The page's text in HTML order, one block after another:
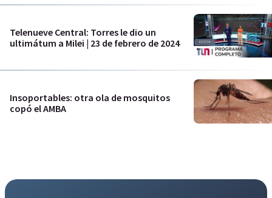
Telenueve Central: Torres le dio un
ultimátum a Milei | 23 de febrero de 2024
Insoportables: otra ola de mosquitos
copó el AMBA